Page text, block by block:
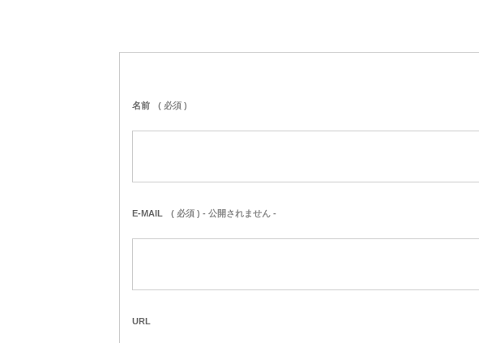
名前 ( 必須 )
E-MAIL ( 必須 ) - 公開されません -
URL